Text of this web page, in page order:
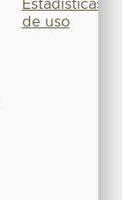
Estadísticas
de uso